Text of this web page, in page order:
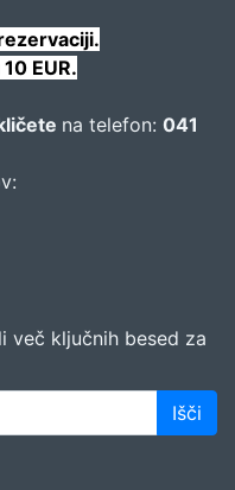
EUR.
na telefon: 041
več ključnih besed za
Išči